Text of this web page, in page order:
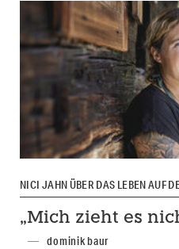
NICI JAHN ÜBER DAS LEBEN AUF
„Mich zieht es
dominik baur